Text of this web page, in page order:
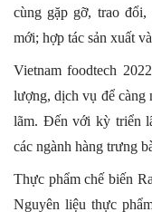
cùng gặp gỡ, trao đổi,
mới; hợp tác sản xuất
Vietnam foodtech
lượng, dịch vụ để càng
lãm. Đến với kỳ triển
các ngành hàng trưng
Thực phẩm chế biến
Nguyên liệu thực